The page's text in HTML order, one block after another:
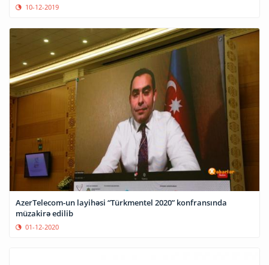
10-12-2019
AzerTelecom-un layihəsi “Türkmentel 2020” konfransında
müzakirə edilib
01-12-2020